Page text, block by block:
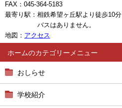
ホーム
おしらせ
学校紹介
FAX：045-364-5183
最寄り駅： 相鉄希望ヶ丘駅より徒歩10分
バスはありません。
地図： アクセス